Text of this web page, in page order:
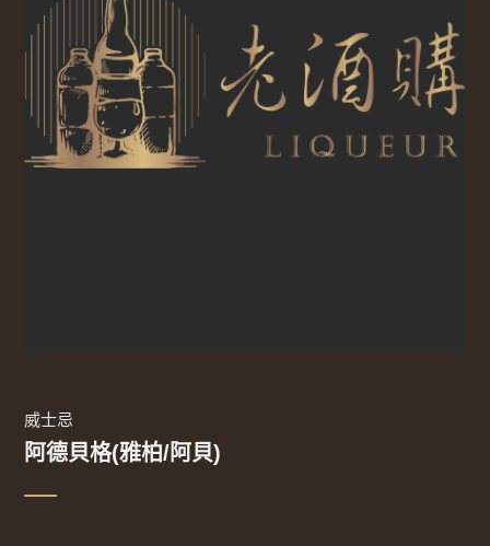
威士忌
阿德貝格(雅柏/阿貝)